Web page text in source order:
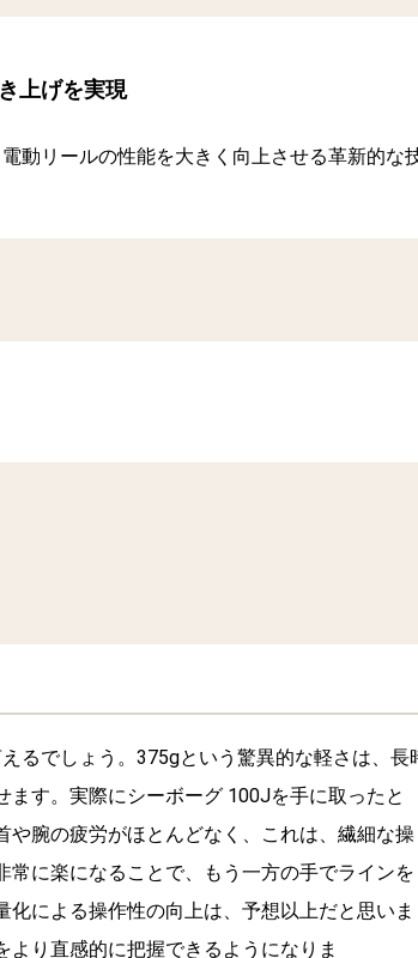
上げを実現
動リールの性能を大きく向上させる革新的な
るでしょう。 375gという驚異的な軽さは、長
す。実際にシーボーグ 100Jを手に取ったと
腕の疲労がほとんどなく、これは、繊細な操
に楽になることで、もう一方の手でラインを
による操作性の向上は、予想以上だと思いま
り直感的に把握できるようになりま